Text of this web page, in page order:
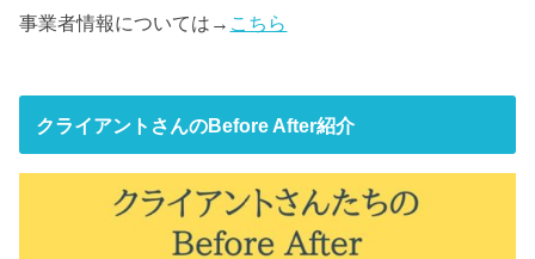
事業者情報については→ こちら
クライアントさんのBefore After紹介